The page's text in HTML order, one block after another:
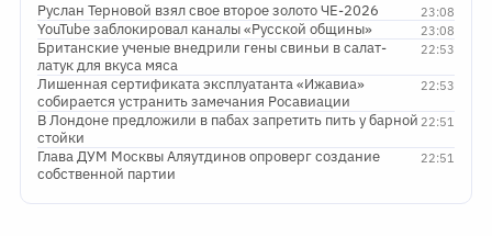
23:08
Руслан Терновой взял свое второе золото ЧЕ-2026
23:08
YouTube заблокировал каналы «Русской общины»
22:53
Британские ученые внедрили гены свиньи в салат-
латук для вкуса мяса
22:53
Лишенная сертификата эксплуатанта «Ижавиа»
собирается устранить замечания Росавиации
22:51
В Лондоне предложили в пабах запретить пить у барной
стойки
22:51
Глава ДУМ Москвы Аляутдинов опроверг создание
собственной партии